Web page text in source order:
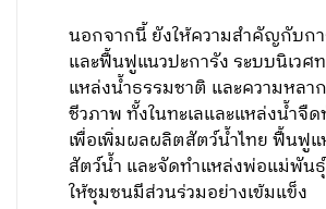
นอกจากนี้ ยังให้ความสำคัญกับก
และฟื้นฟูแนวปะการัง ระบบนิเวศท
แหล่งน้ำธรรมชาติ และความหลา
ชีวภาพ ทั้งในทะเลและแหล่งน้ำจืด
เพื่อเพิ่มผลผลิตสัตว์น้ำไทย ฟื้นฟู
สัตว์น้ำ และจัดทำแหล่งพ่อแม่พัน
ให้ชุมชนมีส่วนร่วมอย่างเข้มแข็ง